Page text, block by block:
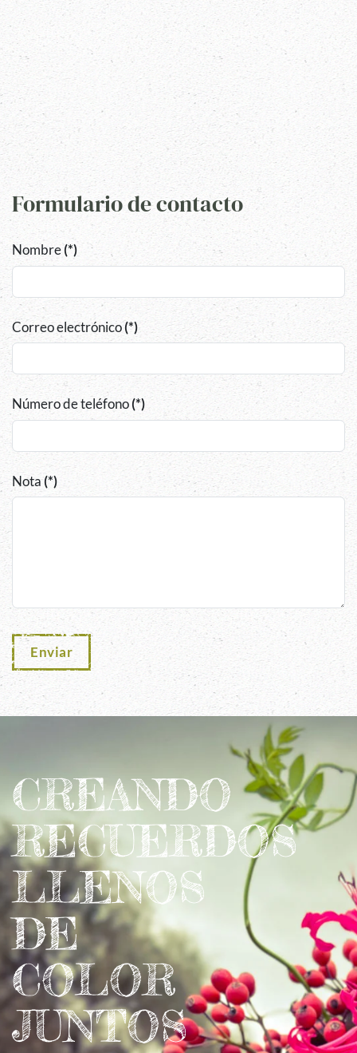
Formulario de contacto
Nombre(*)
Correo electrónico(*)
Número de teléfono(*)
Nota(*)
Enviar
CREANDO
RECUERDOS
LLENOS
DE
COLOR
JUNTOS